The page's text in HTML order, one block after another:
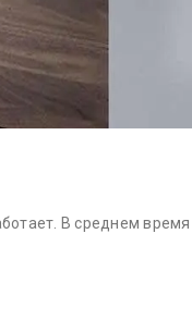
В среднем